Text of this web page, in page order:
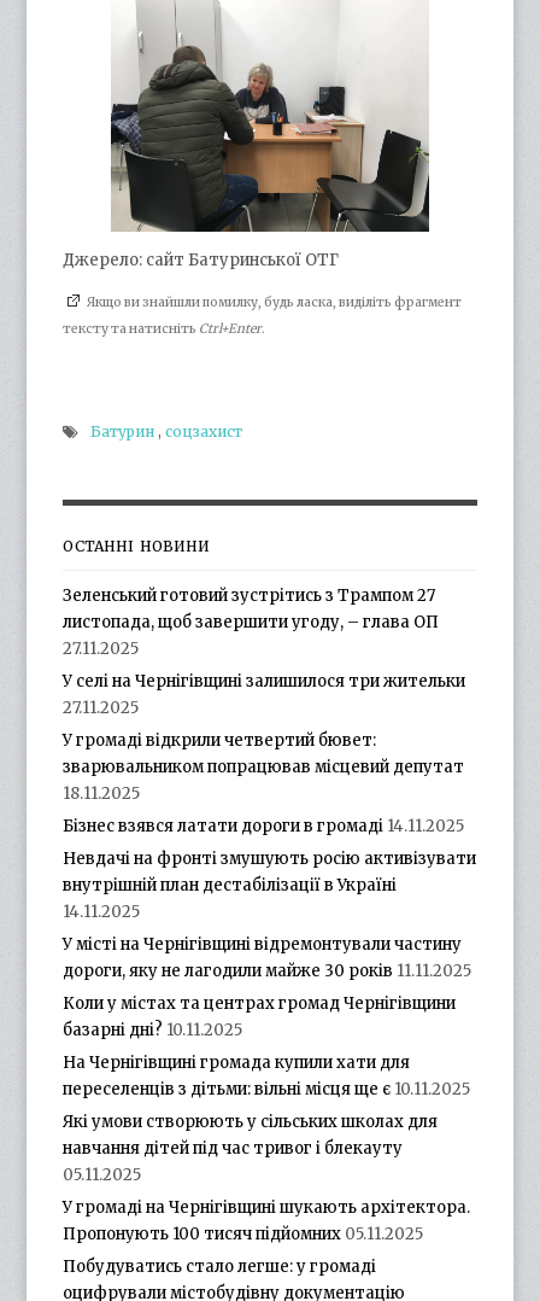
Джерело: сайт Батуринської ОТГ
Якщо ви знайшли помилку, будь ласка, виділіть фрагмент
тексту та натисніть Ctrl+Enter.
Батурин ,соцзахист
ОСТАННІ НОВИНИ
Зеленський готовий зустрітись з Трампом 27
листопада, щоб завершити угоду, – глава ОП
27.11.2025
У селі на Чернігівщині залишилося три жительки
27.11.2025
У громаді відкрили четвертий бювет:
зварювальником попрацював місцевий депутат
18.11.2025
Бізнес взявся латати дороги в громаді 14.11.2025
Невдачі на фронті змушують росію активізувати
внутрішній план дестабілізації в Україні
14.11.2025
У місті на Чернігівщині відремонтували частину
дороги, яку не лагодили майже 30 років 11.11.2025
Коли у містах та центрах громад Чернігівщини
базарні дні? 10.11.2025
На Чернігівщині громада купили хати для
переселенців з дітьми: вільні місця ще є 10.11.2025
Які умови створюють у сільських школах для
навчання дітей під час тривог і блекауту
05.11.2025
У громаді на Чернігівщині шукають архітектора.
Пропонують 100 тисяч підйомних 05.11.2025
Побудуватись стало легше: у громаді
оцифрували містобудівну документацію